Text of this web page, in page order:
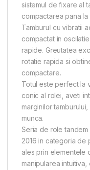
sistemul de fixare al
compactarea pana
Tamburul cu vibratii
compactat in
rapide. Greutatea
rotatie rapida si
compactare.
Totul este perfect la
conic al rolei, aveti
marginilor
munca.
Seria de role tandem
2016 in categoria de
ales prin elementele
manipularea